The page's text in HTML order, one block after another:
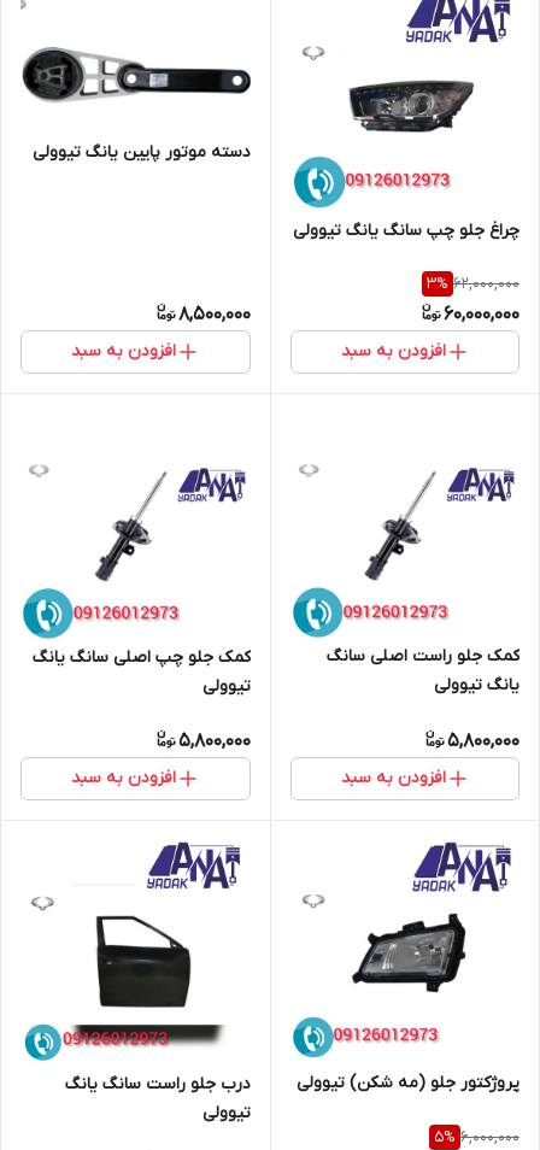
چراغ جلو چپ سانگ یانگ تیوولی
62,000,000
3%
60,000,000
افزودن به سبد
دسته موتور پایین یانگ تیوولی
8,500,000
افزودن به سبد
کمک جلو راست اصلی سانگ
یانگ تیوولی
5,800,000
افزودن به سبد
کمک جلو چپ اصلی سانگ یانگ
تیوولی
5,800,000
افزودن به سبد
پروژکتور جلو (مه شکن) تیوولی
6,000,000
5%
درب جلو راست سانگ یانگ
تیوولی